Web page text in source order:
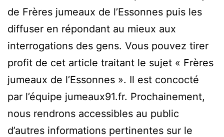
de Frères jumeaux de l’Essonnes puis les
diffuser en répondant au mieux aux
interrogations des gens. Vous pouvez tirer
profit de cet article traitant le sujet « Frères
jumeaux de l’Essonnes ». Il est concocté
par l’équipe jumeaux91.fr. Prochainement,
nous rendrons accessibles au public
d’autres informations pertinentes sur le